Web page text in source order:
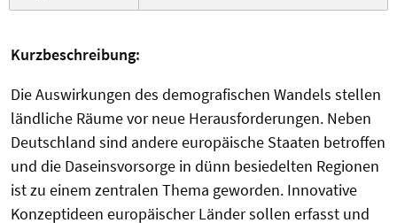
Kurzbeschreibung:
Die Auswirkungen des demografischen Wandels stellen
ländliche Räume vor neue Herausforderungen. Neben
Deutschland sind andere europäische Staaten betroffen
und die Daseinsvorsorge in dünn besiedelten Regionen
ist zu einem zentralen Thema geworden. Innovative
Konzeptideen europäischer Länder sollen erfasst und